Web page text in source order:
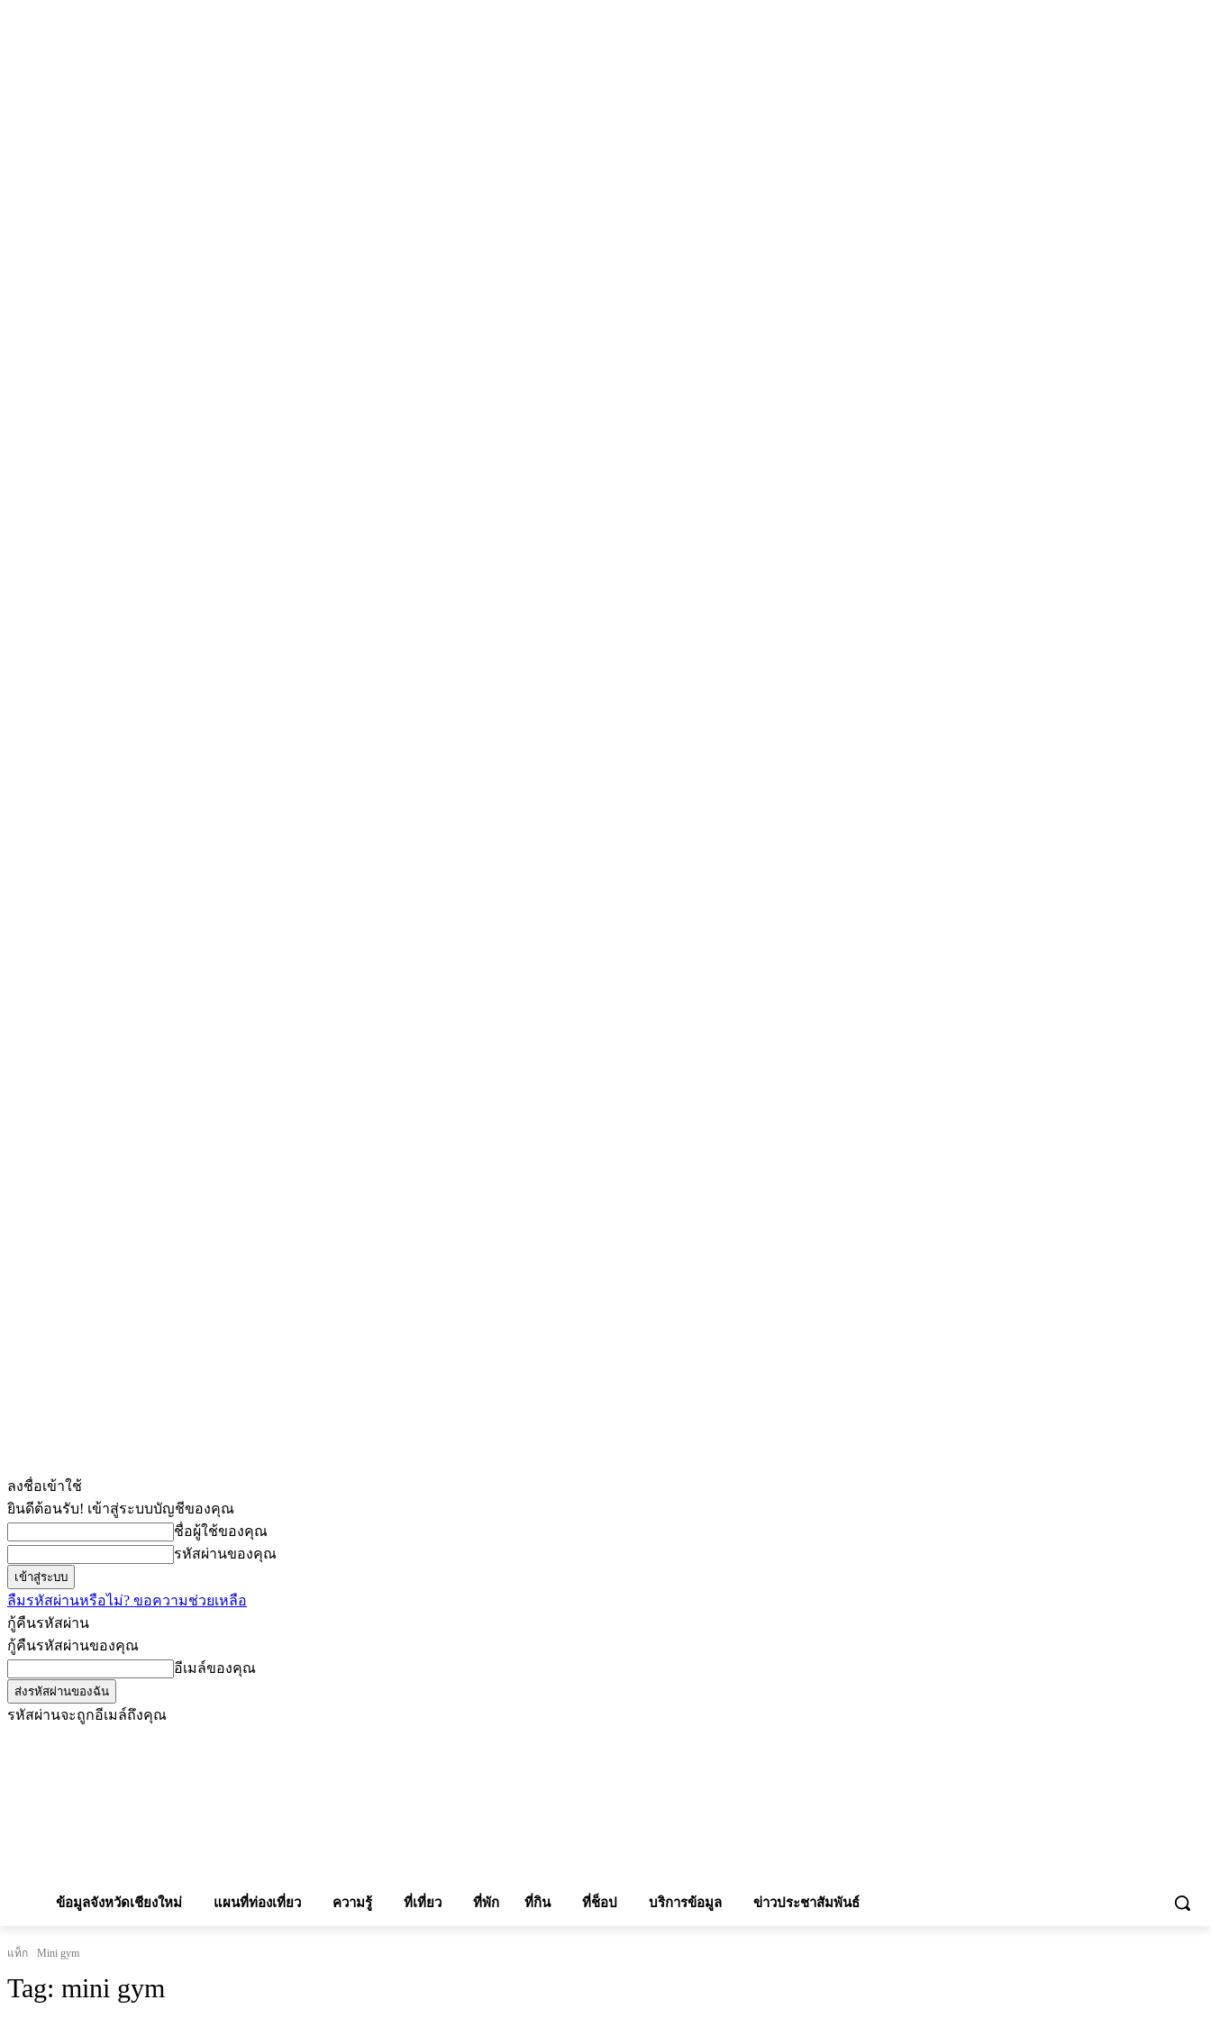
ลงชื่อเข้าใช้
ยินดีต้อนรับ! เข้าสู่ระบบบัญชีของคุณ
ชื่อผู้ใช้ของคุณ
รหัสผ่านของคุณ
ลืมรหัสผ่านหรือไม่? ขอความช่วยเหลือ
กู้คืนรหัสผ่าน
กู้คืนรหัสผ่านของคุณ
อีเมล์ของคุณ
รหัสผ่านจะถูกอีเมล์ถึงคุณ
ข้อมูลจังหวัดเชียงใหม่ แผนที่ท่องเที่ยว ความรู้ ที่เที่ยว ที่พัก ที่กิน ที่ช็อป บริการข้อมูล ข่าวประชาสัมพันธ์
แท็ก Mini gym
Tag: mini gym